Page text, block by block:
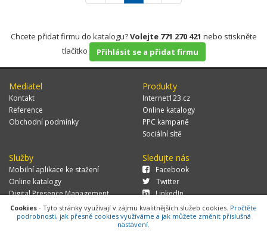
Chcete přidat firmu do katalogu?Volejte 771 270 421 nebo stiskněte
tlačítko
Přihlásit se a přidat firmu
Mediatel
Kontakt
Reference
Obchodní podmínky
Produkty
Internet123.cz
Online katalogy
PPC kampaně
Sociální sítě
Služby
Mobilní aplikace ke stažení
Online katalogy
Digital Presence Management
Více zákazníků
Sledujte nás
Facebook
Twitter
LinkedIn
Cookies - Tyto stránky využívají v zájmu kvalitnějších služeb cookies. Pročtěte
podrobnosti, jak přesně cookies využíváme a jak můžete změnit příslušná
nastavení.